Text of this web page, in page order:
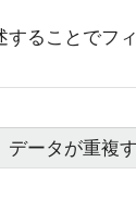
することでフ
データが重複